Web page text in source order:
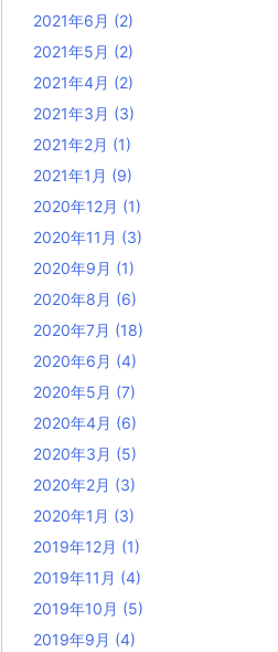
2021年6月 (2)
2021年5月 (2)
2021年4月 (2)
2021年3月 (3)
2021年2月 (1)
2021年1月 (9)
2020年12月 (1)
2020年11月 (3)
2020年9月 (1)
2020年8月 (6)
2020年7月 (18)
2020年6月 (4)
2020年5月 (7)
2020年4月 (6)
2020年3月 (5)
2020年2月 (3)
2020年1月 (3)
2019年12月 (1)
2019年11月 (4)
2019年10月 (5)
2019年9月 (4)